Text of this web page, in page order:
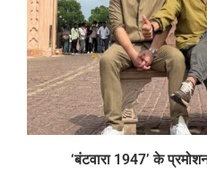
‘बंटवारा 1947’ के